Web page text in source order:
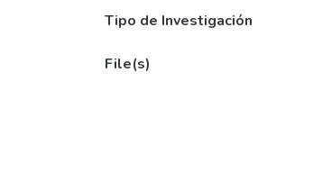
Tipo de Investigación
File(s)